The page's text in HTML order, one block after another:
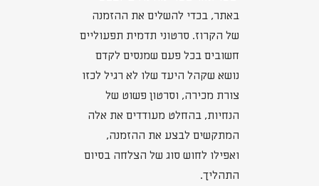
באתר, בכדי להשלים את ההזמנה
של הקרוז. סרטוני תדמית תפעוליים
חשובים בכל פעם שמנסים לקדם
נושא שקהל היעד שלו לא רגיל לכזו
צורת מכירה, וסרטון פשוט של
הנחיות, בהחלט מעודדים את אלה
המתקשים לבצע את ההזמנה,
ואפילו לחוש סוג של הצלחה בסיום
התהליך.